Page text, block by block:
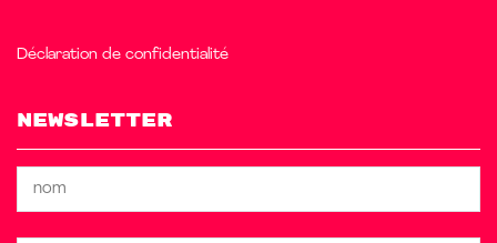
Déclaration de confidentialité
Newsletter